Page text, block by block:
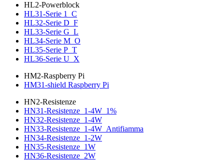
HL2-Powerblock
HL31-Serie 1_C
HL32-Serie D_F
HL33-Serie G_L
HL34-Serie M_O
HL35-Serie P_T
HL36-Serie U_X
HM2-Raspberry Pi
HM31-shield Raspberry Pi
HN2-Resistenze
HN31-Resistenze_1-4W_1%
HN32-Resistenze_1-4W
HN33-Resistenze_1-4W_Antifiamma
HN34-Resistenze_1-2W
HN35-Resistenze_1W
HN36-Resistenze_2W